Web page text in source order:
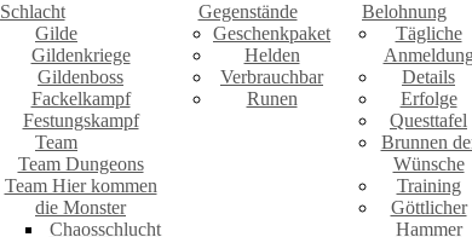
Schlacht
Gilde
Gildenkriege
Gildenboss
Fackelkampf
Festungskampf
Team
Team Dungeons
Team Hier kommen
die Monster
Chaosschlucht
Gegenstände
Geschenkpaket
Helden
Verbrauchbar
Runen
Belohnung
Tägliche
Details
Erfolge
Questtafel
Brunnen
Wünsche
Training
Göttlicher
Hammer